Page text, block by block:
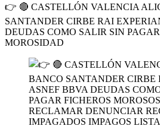
👉 🔴 CASTELLÓN VALENCIA
SANTANDER CIRBE RAI
DEUDAS COMO SALIR SIN
MOROSIDAD